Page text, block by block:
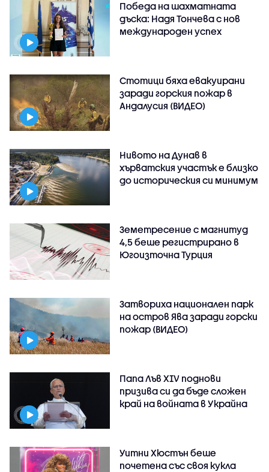
Победа на шахматната
дъска: Надя Тончева с нов
международен успех
Стотици бяха евакуирани
заради горския пожар в
Андалусия (ВИДЕО)
Нивото на Дунав в
хърватския участък е близко
до историческия си минимум
Земетресение с магнитуд
4,5 беше регистрирано в
Югоизточна Турция
Затвориха национален парк
на остров Ява заради горски
пожар (ВИДЕО)
Папа Лъв XIV поднови
призива си да бъде сложен
край на войната в Украйна
Уитни Хюстън беше
почетена със своя кукла